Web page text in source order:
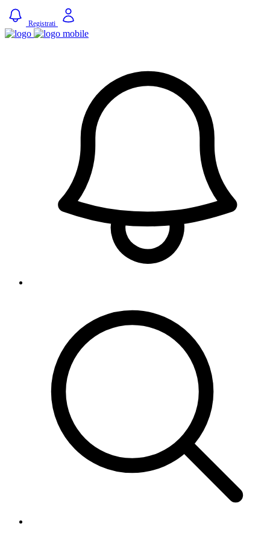
Registrati